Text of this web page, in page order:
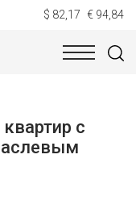
$ 82,17 € 94,84
с